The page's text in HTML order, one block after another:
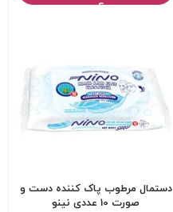
دستمال مرطوب پاک کننده دست و
صورت 10 عددی نینو